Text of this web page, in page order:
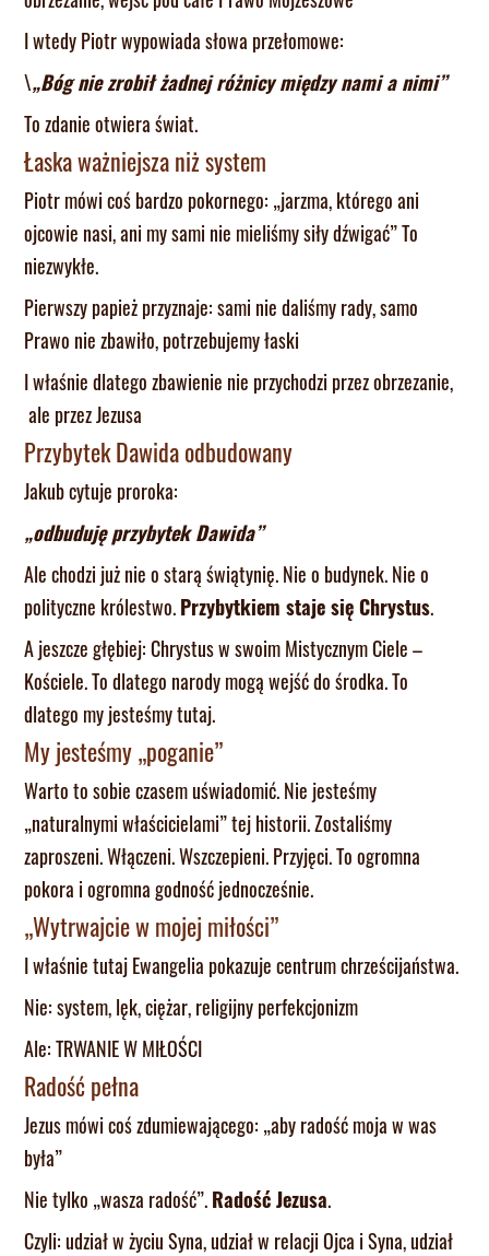
I wtedy Piotr wypowiada słowa przełomowe:
\„Bóg nie zrobił żadnej różnicy między nami a nimi”
To zdanie otwiera świat.
Łaska ważniejsza niż system
Piotr mówi coś bardzo pokornego: „jarzma, którego ani
ojcowie nasi, ani my sami nie mieliśmy siły dźwigać” To
niezwykłe.
Pierwszy papież przyznaje: sami nie daliśmy rady, samo
Prawo nie zbawiło, potrzebujemy łaski
I właśnie dlatego zbawienie nie przychodzi przez obrzezanie,
ale przez Jezusa
Przybytek Dawida odbudowany
Jakub cytuje proroka:
„odbuduję przybytek Dawida”
Ale chodzi już nie o starą świątynię. Nie o budynek. Nie o
polityczne królestwo.Przybytkiem staje się Chrystus.
A jeszcze głębiej: Chrystus w swoim Mistycznym Ciele –
Kościele. To dlatego narody mogą wejść do środka. To
dlatego my jesteśmy tutaj.
My jesteśmy „poganie”
Warto to sobie czasem uświadomić. Nie jesteśmy
„naturalnymi właścicielami” tej historii. Zostaliśmy
zaproszeni. Włączeni. Wszczepieni. Przyjęci. To ogromna
pokora i ogromna godność jednocześnie.
„Wytrwajcie w mojej miłości”
I właśnie tutaj Ewangelia pokazuje centrum chrześcijaństwa.
Nie: system, lęk, ciężar, religijny perfekcjonizm
Ale: TRWANIE W MIŁOŚCI
Radość pełna
Jezus mówi coś zdumiewającego: „aby radość moja w was
była”
Nie tylko „wasza radość”.Radość Jezusa.
Czyli: udział w życiu Syna, udział w relacji Ojca i Syna, udział